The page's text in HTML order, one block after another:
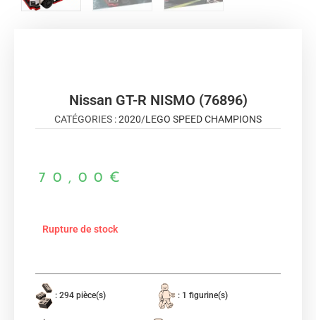
Nissan GT-R NISMO (76896)
CATÉGORIES :2020/LEGO SPEED CHAMPIONS
70,00 €
Rupture de stock
: 294 pièce(s) : 1 figurine(s)